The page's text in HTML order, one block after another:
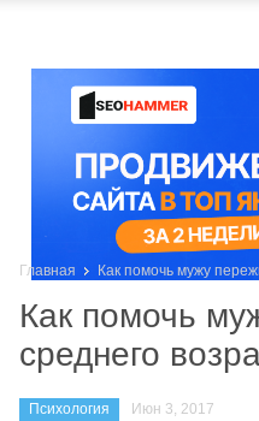
Главная Как помочь мужу
Как помочь
среднего
Психология Июн 3, 2017